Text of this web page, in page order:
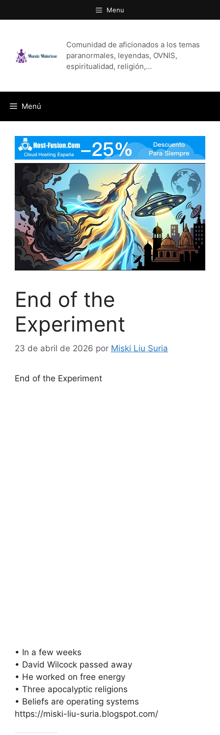
al
Menu
Comunidad de aficionados a los temas
paranormales, leyendas, OVNIS,
espiritualidad, religión,…
Menú
End of the
Experiment
23 de abril de 2026 por Miski Liu Suria
End of the Experiment
• In a few weeks
• David Wilcock passed away
• He worked on free energy
• Three apocalyptic religions
• Beliefs are operating systems
https://miski-liu-suria.blogspot.com/